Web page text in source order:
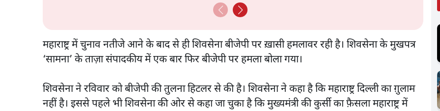
महाराष्ट्र में चुनाव नतीजे आने के बाद से ही शिवसेना बीजेपी पर ख़ासी हमलावर रही है। शिवसेना के मुखपत्र
‘सामना’ के ताज़ा संपादकीय में एक बार फिर बीजेपी पर हमला बोला गया।
शिवसेना ने रविवार को बीजेपी की तुलना हिटलर से की है। शिवसेना ने कहा है कि महाराष्ट्र दिल्ली का ग़ुलाम
नहीं है। इससे पहले भी शिवसेना की ओर से कहा जा चुका है कि मुख्यमंत्री की कुर्सी का फ़ैसला महाराष्ट्र में